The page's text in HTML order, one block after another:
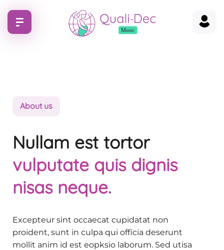
About us
Nullam est tortor
vulputate quis dignis
nisas neque.
Excepteur sint occaecat cupidatat non
proident, sunt in culpa qui officia deserunt
mollit anim id est eopksio laborum. Sed utisa